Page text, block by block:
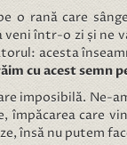
o rană care
într-o zi și ne
acesta
cu acest semn
imposibilă. Ne-
împăcarea care
însă nu putem